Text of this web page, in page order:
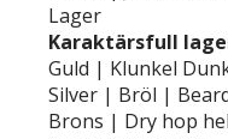
Lager
Karaktärsfull
Guld | Klunkel
Silver | Bröl |
Brons | Dry hop